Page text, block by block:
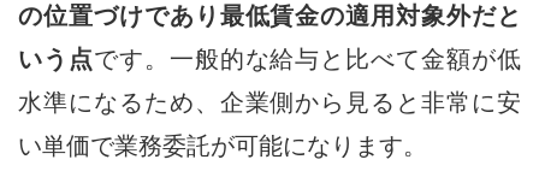
の位置づけであり最低賃金の適用対象外だと
いう点です。一般的な給与と比べて金額が低
水準になるため、企業側から見ると非常に安
い単価で業務委託が可能になります。